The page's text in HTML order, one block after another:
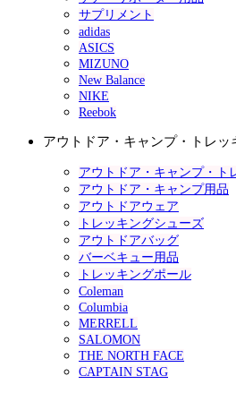
サプリメント
adidas
ASICS
MIZUNO
New Balance
NIKE
Reebok
アウトドア・キャンプ・トレッ
アウトドア・キャンプ・ト
アウトドア・キャンプ用品
アウトドアウェア
トレッキングシューズ
アウトドアバッグ
バーベキュー用品
トレッキングポール
Coleman
Columbia
MERRELL
SALOMON
THE NORTH FACE
CAPTAIN STAG